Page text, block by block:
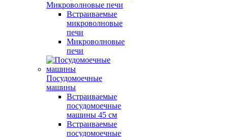
Микроволновые печи
Встраиваемые
микроволновые
печи
Микроволновые
печи
Посудомоечные
машины
Встраиваемые
посудомоечные
машины 45 см
Встраиваемые
посудомоечные